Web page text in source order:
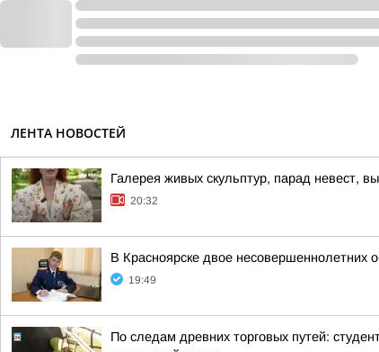
ЛЕНТА НОВОСТЕЙ
Галерея живых скульптур, парад невест,
20:32
В Красноярске двое
19:49
По следам древних торговых путей: